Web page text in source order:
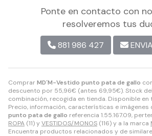
ComprarMD´M-Vestido punto pata de gallo
descuento por 55,96€ (antes 69,95€). Stock
combinación, recogida en tienda. Disponible en
Precio, información, características e imágenes
punto pata de gallo referencia 1.55.167.09,
ROPA (11) y VESTIDOS/MONOS (116) y a la marca
Encuentra productos relacionados y de
Ponte en contacto con
resolveremos tus
881 986 427